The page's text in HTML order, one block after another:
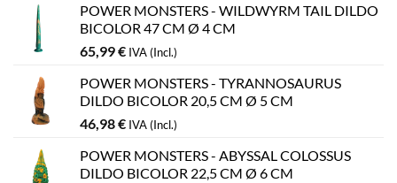
POWER MONSTERS - WILDWYRM TAIL DILDO
BICOLOR 47 CM Ø 4 CM
65,99€ IVA (Incl.)
POWER MONSTERS - TYRANNOSAURUS
DILDO BICOLOR 20,5 CM Ø 5 CM
46,98€ IVA (Incl.)
POWER MONSTERS - ABYSSAL COLOSSUS
DILDO BICOLOR 22,5 CM Ø 6 CM